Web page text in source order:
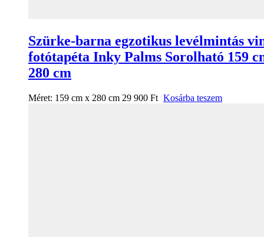
Szürke-barna egzotikus levélmintás
fotótapéta Inky Palms Sorolható 159
280 cm
Méret: 159 cm x 280 cm 29 900 Ft Kosárba teszem